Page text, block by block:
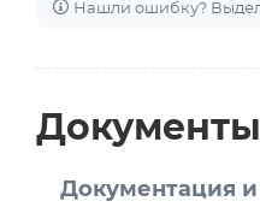
Нашли ошибку?
Документация